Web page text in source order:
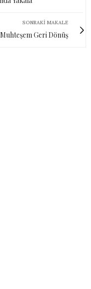
SONRAKI MAKALE
Geri Dönüş